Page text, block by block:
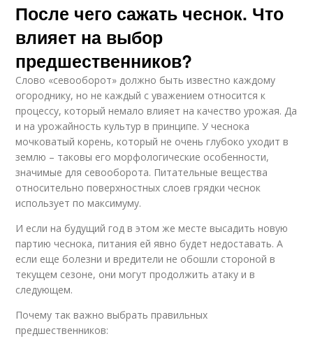
После чего сажать чеснок. Что
влияет на выбор
предшественников?
Слово «севооборот» должно быть известно каждому
огороднику, но не каждый с уважением относится к
процессу, который немало влияет на качество урожая. Да
и на урожайность культур в принципе. У чеснока
мочковатый корень, который не очень глубоко уходит в
землю – таковы его морфологические особенности,
значимые для севооборота. Питательные вещества
относительно поверхностных слоев грядки чеснок
использует по максимуму.
И если на будущий год в этом же месте высадить новую
партию чеснока, питания ей явно будет недоставать. А
если еще болезни и вредители не обошли стороной в
текущем сезоне, они могут продолжить атаку и в
следующем.
Почему так важно выбрать правильных
предшественников: